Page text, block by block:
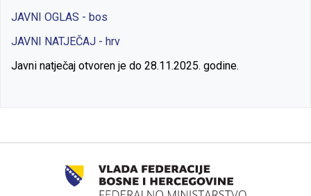
JAVNI OGLAS - bos
JAVNI NATJEČAJ - hrv
Javni natječaj otvoren je do 28.11.2025. godine.